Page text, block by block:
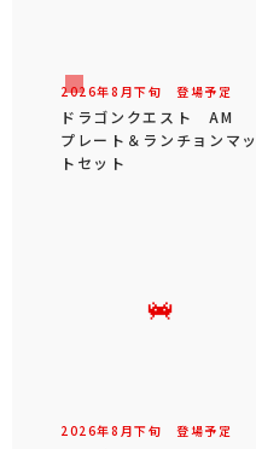
2026年8 月下旬 登場予定
ドラゴンクエスト AM
プレート＆ランチョンマッ
トセット
2026年8 月下旬 登場予定